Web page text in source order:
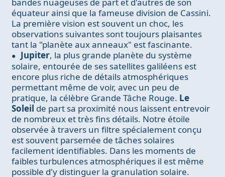
bandes nuageuses de part et d'autres de son
équateur ainsi que la fameuse division de Cassini.
La première vision est souvent un choc, les
observations suivantes sont toujours plaisantes
tant la "planète aux anneaux" est fascinante.
Jupiter, la plus grande planète du système
solaire, entourée de ses satellites galiléens est
encore plus riche de détails atmosphériques
permettant même de voir, avec un peu de
pratique, la célèbre Grande Tâche Rouge. Le
Soleil de part sa proximité nous laissent entrevoir
de nombreux et très fins détails. Notre étoile
observée à travers un filtre spécialement conçu
est souvent parsemée de tâches solaires
facilement identifiables. Dans les moments de
faibles turbulences atmosphériques il est même
possible d'y distinguer la granulation solaire.